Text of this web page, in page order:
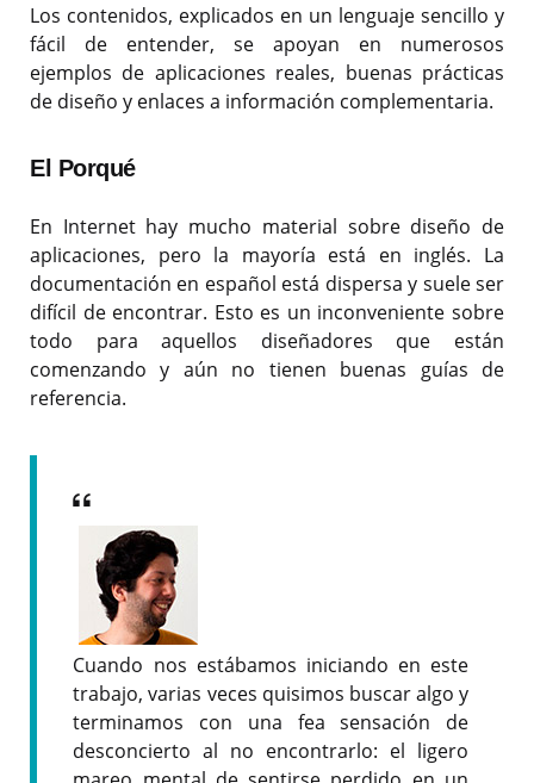
Los contenidos, explicados en un lenguaje sencillo y
fácil de entender, se apoyan en numerosos
ejemplos de aplicaciones reales, buenas prácticas
de diseño y enlaces a información complementaria.
El Porqué
En Internet hay mucho material sobre diseño de
aplicaciones, pero la mayoría está en inglés. La
documentación en español está dispersa y suele ser
difícil de encontrar. Esto es un inconveniente sobre
todo para aquellos diseñadores que están
comenzando y aún no tienen buenas guías de
referencia.
Cuando nos estábamos iniciando en este
trabajo, varias veces quisimos buscar algo y
terminamos con una fea sensación de
desconcierto al no encontrarlo: el ligero